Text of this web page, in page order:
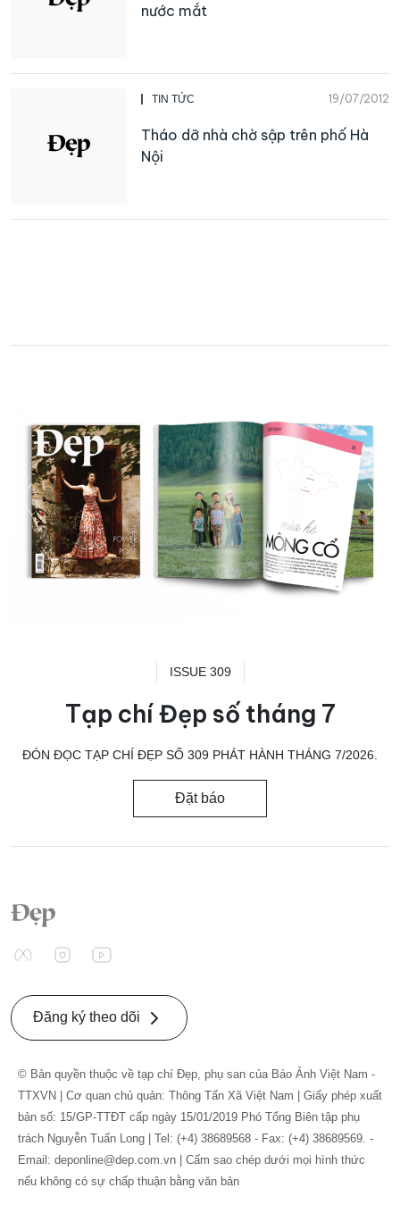
nước mắt
TIN TỨC 19/07/2012
Tháo dỡ nhà chờ sập trên phố Hà
Nội
ISSUE 309
Tạp chí Đẹp số tháng 7
ĐÓN ĐỌC TẠP CHÍ ĐẸP SỐ 309 PHÁT HÀNH THÁNG 7/2026.
Đặt báo
Đăng ký theo dõi
© Bản quyền thuộc về tạp chí Đẹp, phụ san của Báo Ảnh Việt Nam -
TTXVN | Cơ quan chủ quản: Thông Tấn Xã Việt Nam | Giấy phép xuất
bản số: 15/GP-TTĐT cấp ngày 15/01/2019 Phó Tổng Biên tập phụ
trách Nguyễn Tuấn Long | Tel: (+4) 38689568 - Fax: (+4) 38689569. -
Email: deponline@dep.com.vn | Cấm sao chép dưới mọi hình thức
nếu không có sự chấp thuận bằng văn bản